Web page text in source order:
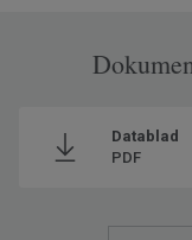
Datablad
PDF